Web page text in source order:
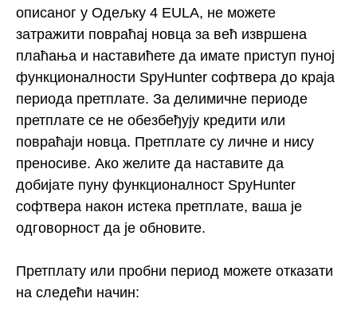
описаног у Одељку 4 EULA, не можете
затражити повраћај новца за већ извршена
плаћања и наставићете да имате приступ пуној
функционалности SpyHunter софтвера до краја
периода претплате. За делимичне периоде
претплате се не обезбеђују кредити или
повраћаји новца. Претплате су личне и нису
преносиве. Ако желите да наставите да
добијате пуну функционалност SpyHunter
софтвера након истека претплате, ваша је
одговорност да је обновите.
Претплату или пробни период можете отказати
на следећи начин: